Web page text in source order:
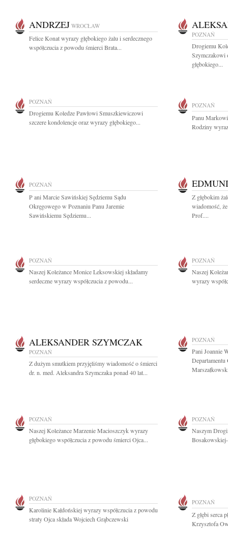
ANDRZEJ WROCŁAW
Felice Konat wyrazy głębokiego żalu i serdecznego
współczucia z powodu śmierci Brata...
POZNAŃ
Drogiemu
Szymczakowi
głębokiego...
POZNAŃ
Drogiemu Koledze Pawłowi Smuszkiewiczowi
szczere kondolencje oraz wyrazy głębokiego...
POZNAŃ
Panu
Rodziny
POZNAŃ
P ani Marcie Sawińskiej Sędziemu Sądu
Okręgowego w Poznaniu Panu Jaremie
Sawińskiemu Sędziemu...
Z głębokim
wiadomość,
Prof....
POZNAŃ
Naszej Koleżance Monice Leksowskiej składamy
serdeczne wyrazy współczucia z powodu...
POZNAŃ
Naszej
wyrazy
ALEKSANDER SZYMCZAK
POZNAŃ
Z dużym smutkiem przyjęliśmy wiadomość o śmierci
dr. n. med. Aleksandra Szymczaka ponad 40 lat...
POZNAŃ
Pani Joannie
POZNAŃ
Naszej Koleżance Marzenie Macioszczyk wyrazy
głębokiego współczucia z powodu śmierci Ojca...
POZNAŃ
Naszym
POZNAŃ
Karolinie Kałdońskiej wyrazy współczucia z powodu
straty Ojca składa Wojciech Grąbczewski
POZNAŃ
Z głębi serca
Krzysztofa